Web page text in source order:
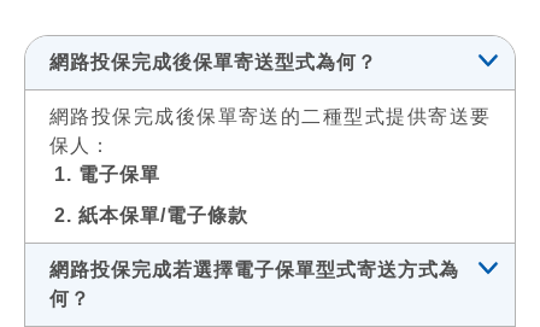
網路投保完成後保單寄送型式為何？
網路投保完成後保單寄送的二種型式提供寄送要
保人：
電子保單
紙本保單/電子條款
網路投保完成若選擇電子保單型式寄送方式為
何？